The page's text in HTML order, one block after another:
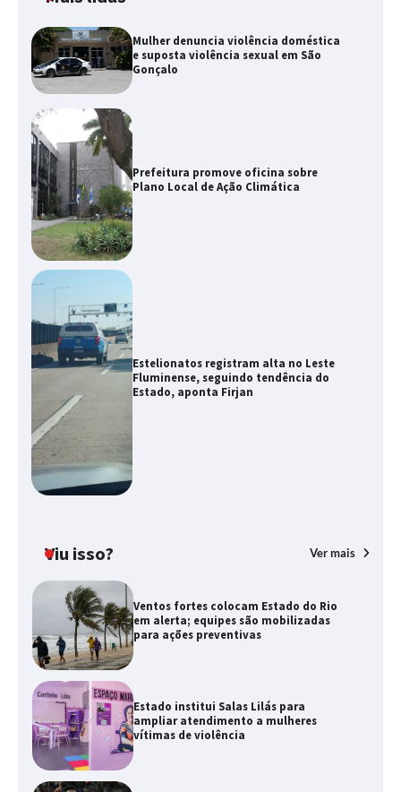
Mulher denuncia violência doméstica
e suposta violência sexual em São
Gonçalo
Prefeitura promove oficina sobre
Plano Local de Ação Climática
Estelionatos registram alta no Leste
Fluminense, seguindo tendência do
Estado, aponta Firjan
Viu isso? Ver mais
Ventos fortes colocam Estado do Rio
em alerta; equipes são mobilizadas
para ações preventivas
Estado institui Salas Lilás para
ampliar atendimento a mulheres
vítimas de violência